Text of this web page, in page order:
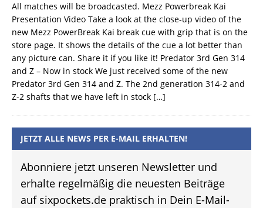
All matches will be broadcasted. Mezz Powerbreak Kai
Presentation Video Take a look at the close-up video of the
new Mezz PowerBreak Kai break cue with grip that is on the
store page. It shows the details of the cue a lot better than
any picture can. Share it if you like it! Predator 3rd Gen 314
and Z – Now in stock We just received some of the new
Predator 3rd Gen 314 and Z. The 2nd generation 314-2 and
Z-2 shafts that we have left in stock […]
JETZT ALLE NEWS PER E-MAIL ERHALTEN!
Abonniere jetzt unseren Newsletter und
erhalte regelmäßig die neuesten Beiträge
auf sixpockets.de praktisch in Dein E-Mail-